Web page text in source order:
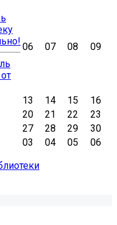
06 07 08 09
13 14 15
16
20 21 22
23
27 28 29
30
03 04 05
06